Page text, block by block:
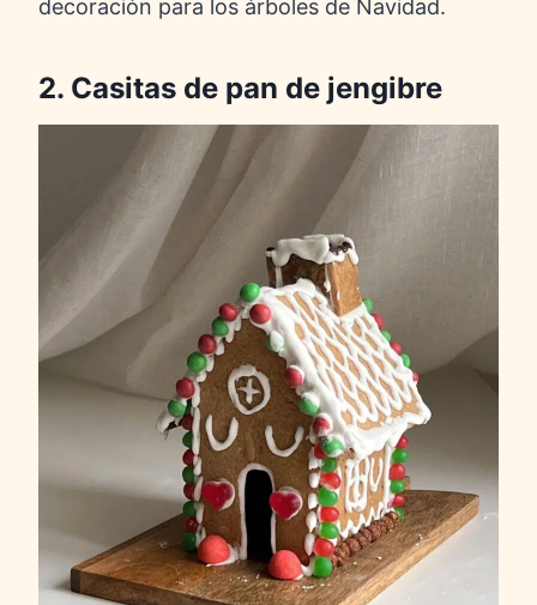
decoración para los árboles de Navidad.
2. Casitas de pan de jengibre